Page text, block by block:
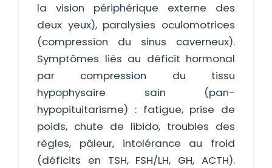
la vision périphérique externe des
deux yeux), paralysies oculomotrices
(compression du sinus caverneux).
Symptômes liés au déficit hormonal
par compression du tissu
hypophysaire sain (pan-
hypopituitarisme) : fatigue, prise de
poids, chute de libido, troubles des
règles, pâleur, intolérance au froid
(déficits en TSH, FSH/LH, GH, ACTH).